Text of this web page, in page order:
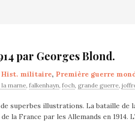
par Georges Blond.
Hist. militaire, Première guerre
la marne, falkenhayn, foch, grande guerre,
superbes illustrations. La bataille de
de la France par les Allemands en